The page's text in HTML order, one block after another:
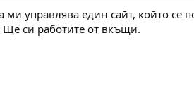
управлява един сайт, който се
Ще си работите от вкъщи.